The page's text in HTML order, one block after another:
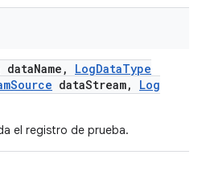
dataName , LogDataType
Source dataStream,
Log
el registro de prueba.